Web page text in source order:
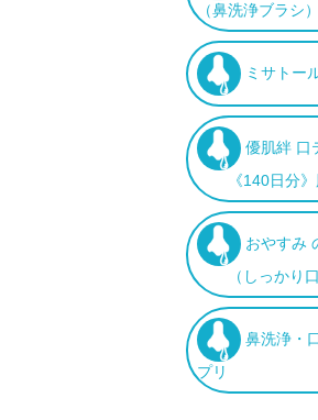
（鼻洗浄ブラシ
ミサトー
優肌絆 口
《140日分》
おやすみ
（しっかり口
鼻洗浄・
プリ